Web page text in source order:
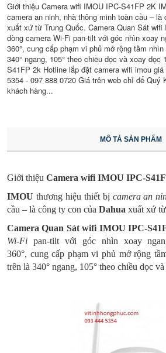
Giới thiệu Camera wifi IMOU IPC-S41FP 2K
camera an ninh, nhà thông minh toàn cầu – là
xuất xứ từ Trung Quốc. Camera Quan Sát
dòng camera Wi-Fi pan-tilt với góc nhìn xoay
360°, cung cấp phạm vi phủ mở rộng tầm
340° ngang, 105° theo chiều dọc và xoay dọc
S41FP 2k Hotline lắp đặt camera wifi imou
5354 - 097 888 0720 Giá trên web chỉ để Quý
khách hàng...
MÔ TẢ SẢN PHẨM
Giới thiệu Camera wifi IMOU IPC-
IMOU thương hiệu thiết bị camera an
cầu – là công ty con của Dahua xuất xứ
Camera Quan Sát wifi IMOU IPC-
Wi-Fi pan-tilt với góc nhìn xoay
360°, cung cấp phạm vi phủ mở rộng
trên là 340° ngang, 105° theo chiều dọc